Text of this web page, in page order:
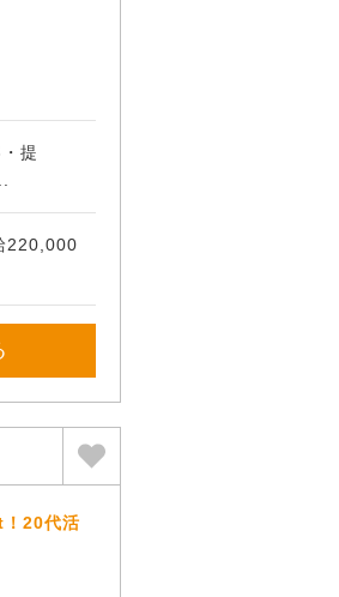
提
220,000
！20代活